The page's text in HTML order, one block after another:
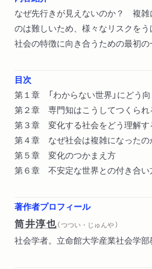
なぜ先行きが見えないのか？ 複雑
のは難しいため、様々なリスクを
社会の特徴に向き合うための最初の
目次
第１章 「わからない世界」にどう
第２章 専門知はこうしてつくられ
第３章 変化する社会をどう理解す
第４章 なぜ社会は複雑になったの
第５章 変化のつかまえ方
第６章 不安定な世界との付き合い
著作者プロフィール
筒井淳也（ つつい・じゅんや ）
社会学者。立命館大学産業社会学部